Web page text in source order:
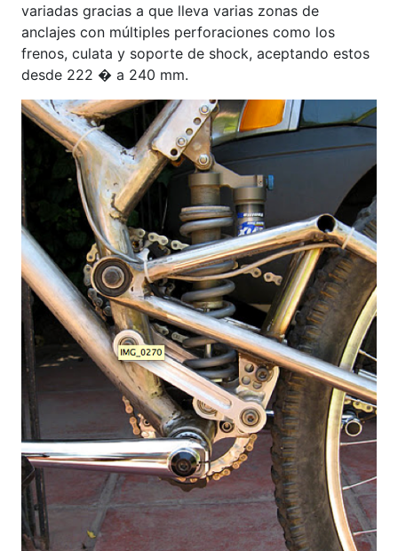
variadas gracias a que lleva varias zonas de
anclajes con múltiples perforaciones como los
frenos, culata y soporte de shock, aceptando estos
desde 222 � a 240 mm.